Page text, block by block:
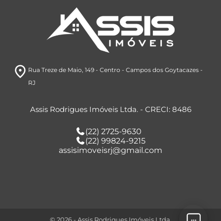
room Rua Treze de Maio, 149- Centro - Campos dos Goytacazes-
RJ
Assis Rodrigues Imóveis Ltda. - CRECI: 8486
(22) 2725-9630
(22) 99824-9215
assisimoveisrj@gmail.com